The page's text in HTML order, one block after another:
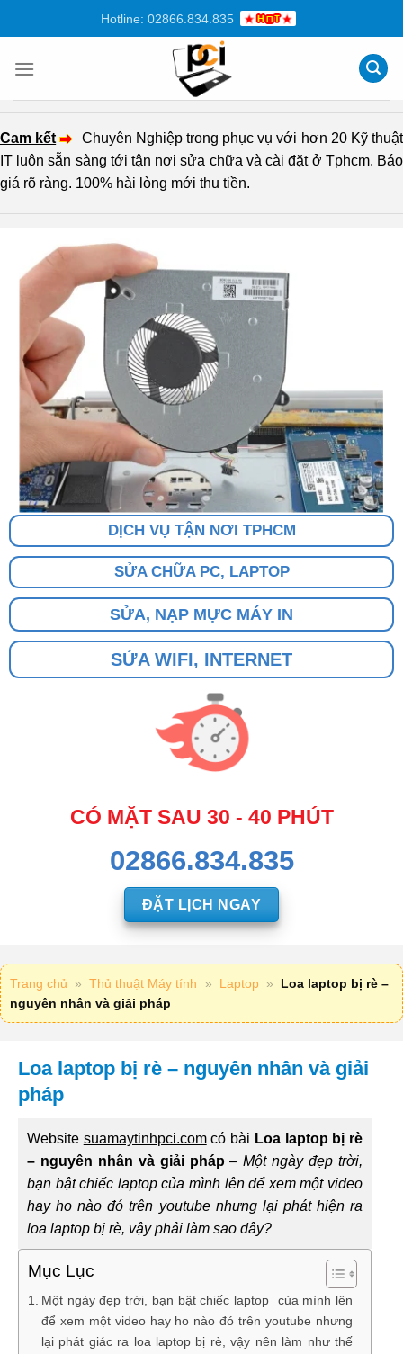
dung
Hotline: 02866.834.835
Cam kết
Chuyên Nghiệp trong phục vụ với hơn 20 Kỹ thuật
IT luôn sẵn sàng tới tận nơi sửa chữa và cài đặt ở Tphcm. Báo
giá rõ ràng. 100% hài lòng mới thu tiền.
DỊCH VỤ TẬN NƠI TPHCM
SỬA CHỮA PC, LAPTOP
SỬA, NẠP MỰC MÁY IN
SỬA WIFI, INTERNET
CÓ MẶT SAU 30 - 40 PHÚT
02866.834.835
ĐẶT LỊCH NGAY
Trang chủ » Thủ thuật Máy tính » Laptop »
Loa laptop bị rè –
nguyên nhân và giải pháp
Loa laptop bị rè – nguyên nhân và giải
pháp
Website suamaytinhpci.comcó bài Loa laptop bị rè
– nguyên nhân và giải pháp –Một ngày đẹp trời,
bạn bật chiếc laptop của mình lên để xem một video
hay ho nào đó trên youtube nhưng lại phát hiện ra
loa laptop bị rè, vậy phải làm sao đây?
Mục Lục
Một ngày đẹp trời, bạn bật chiếc laptop của mình lên
để xem một video hay ho nào đó trên youtube nhưng
lại phát giác ra loa laptop bị rè, vậy nên làm như thế